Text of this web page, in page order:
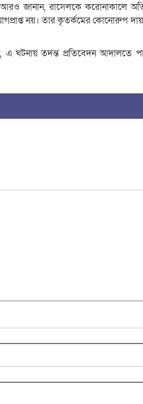
জানান, রাসেলকে করোনাকালে
নয়। তার কৃতর্কমের কোনোরুপ
এ ঘটনায় তদন্ত প্রতিবেদন আদালতে